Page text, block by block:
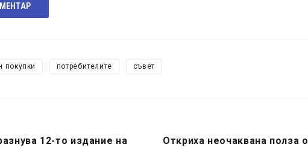
покупки потребителите съвет
12-то издание на
Откриха неочаквана полза